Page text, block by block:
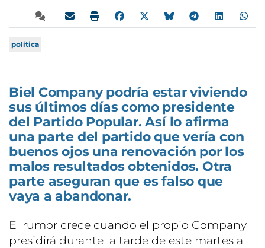
politica
Biel Company podría estar viviendo
sus últimos días como presidente
del Partido Popular. Así lo afirma
una parte del partido que vería con
buenos ojos una renovación por los
malos resultados obtenidos. Otra
parte aseguran que es falso que
vaya a abandonar.
El rumor crece cuando el propio Company
presidirá durante la tarde de este martes a